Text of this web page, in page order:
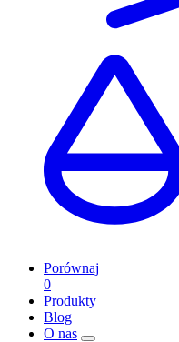
Porównaj
0
Produkty
Blog
O nas